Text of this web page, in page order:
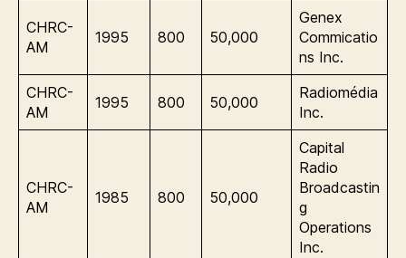
CHRC-
AM
1995 800 50,000
Genex
Commicatio
ns Inc.
CHRC-
AM
1995 800 50,000
Radiomédia
Inc.
CHRC-
AM
1985 800 50,000
Capital
Radio
Broadcastin
g
Operations
Inc.